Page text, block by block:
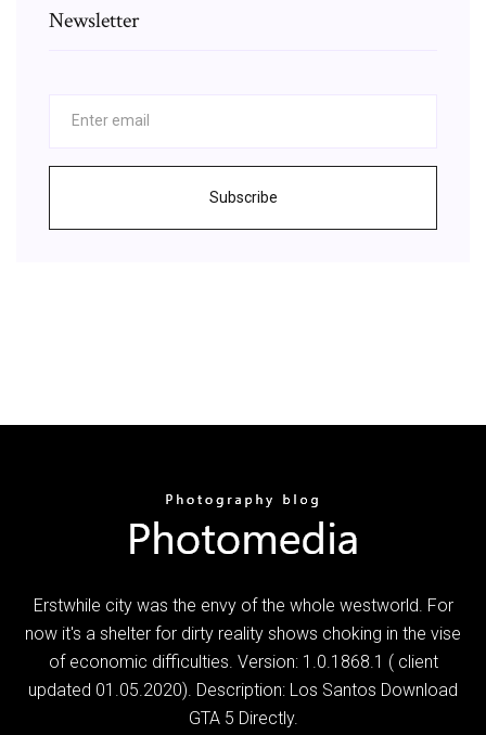
Newsletter
Subscribe
Erstwhile city was the envy of the whole westworld. For
now it's a shelter for dirty reality shows choking in the vise
of economic difficulties. Version: 1.0.1868.1 ( client
updated 01.05.2020). Description: Los Santos Download
GTA 5 Directly.